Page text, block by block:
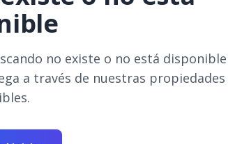
no existe o no está disponible
a través de nuestras propiedades